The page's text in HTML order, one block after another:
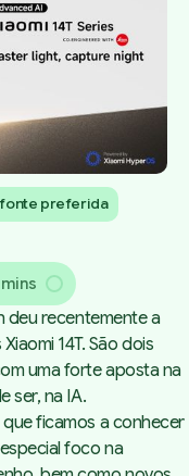
fonte preferida
deu recentemente a
14T. São dois
uma forte aposta na
ser, na IA.
que ficamos a conhecer
foco na